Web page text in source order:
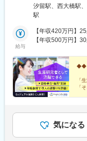
勤務地・配属先企
やご希望を考慮し
望をお聞かせくだ
汐留駅、西大橋駅
駅
給与
【年収420万円】
【年収500万円】
◆◆
「
「
◎カ
だ
気になる